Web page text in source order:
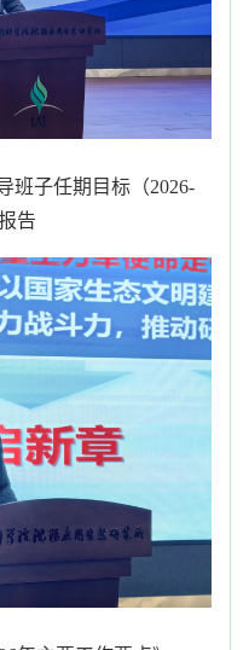
班子任期目标（2026-
告